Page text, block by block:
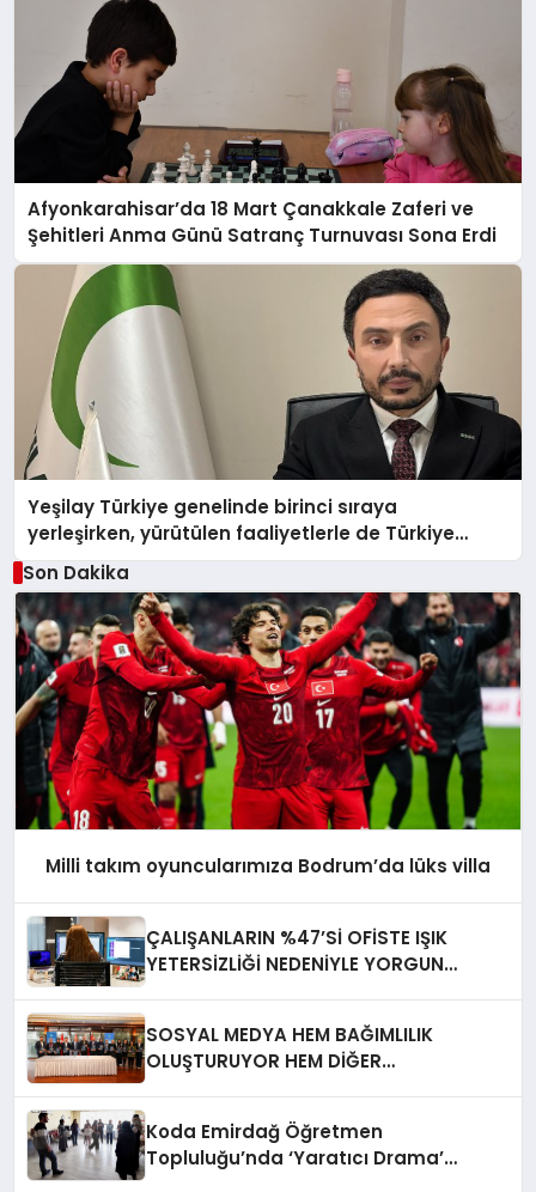
Afyonkarahisar’da 18 Mart Çanakkale Zaferi ve
Şehitleri Anma Günü Satranç Turnuvası Sona Erdi
Yeşilay Türkiye genelinde birinci sıraya
yerleşirken, yürütülen faaliyetlerle de Türkiye
üçüncüsü oldu.
Son Dakika
Milli takım oyuncularımıza Bodrum’da lüks villa
ÇALIŞANLARIN %47’Sİ OFİSTE IŞIK
YETERSİZLİĞİ NEDENİYLE YORGUN
SOSYAL MEDYA HEM BAĞIMLILIK
OLUŞTURUYOR HEM DİĞER
Koda Emirdağ Öğretmen
Topluluğu’nda ‘Yaratıcı Drama’